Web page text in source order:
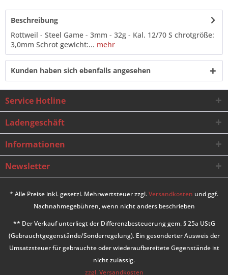
Beschreibung
Rottweil - Steel Game - 3mm - 32g - Kal. 12/70 S chrotgröße:
3,0mm Schrot gewicht:... mehr
Kunden haben sich ebenfalls angesehen
Service Hotline
Ladengeschäft
Informationen
Newsletter
* Alle Preise inkl. gesetzl. Mehrwertsteuer zzgl.Versandkosten und ggf.
Nachnahmegebühren, wenn nicht anders beschrieben
** Der Verkauf unterliegt der Differenzbesteuerung gem. § 25a UStG
(Gebrauchtgegenstände/Sonderregelung). Ein gesonderter Ausweis der
Umsatzsteuer für gebrauchte oder wiederaufbereitete Gegenstände ist
nicht zulässig.
zzgl. Versandkosten